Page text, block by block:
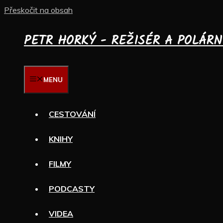
Přeskočit na obsah
PETR HORKÝ - REŽISÉR A
MENU
CESTOVÁNÍ
KNIHY
FILMY
PODCASTY
VIDEA